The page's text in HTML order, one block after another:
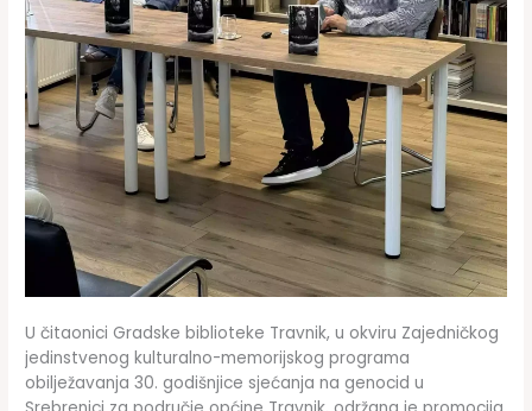
U čitaonici Gradske biblioteke Travnik, u okviru Zajedničkog
jedinstvenog kulturalno-memorijskog programa
obilježavanja 30. godišnjice sjećanja na genocid u